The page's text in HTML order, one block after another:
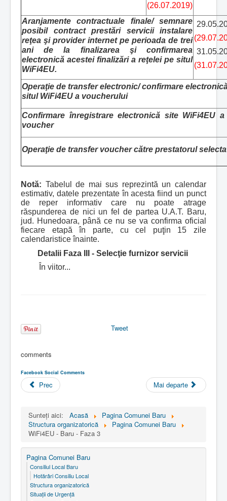
(26.07.2019)
Aranjamente contractuale finale/ semnare
posibil contract prestări servicii instalare
reţea şi provider internet pe perioada de trei
ani de la finalizarea şi confirmarea
electronică acestei finalizări a reţelei pe situl
WiFi4EU.
Operaţie de transfer electronic/ confirmare
situl WiFi4EU a voucherului
Confirmare înregistrare electronică site WiFi4EU
voucher
Operaţie de transfer voucher către prestatorul
Notă: Tabelul de mai sus reprezintă un calendar
estimativ, datele prezentate în acesta fiind un punct
de reper informativ care nu poate atrage
răspunderea de nici un fel de partea U.A.T. Baru,
jud. Hunedoara, până ce nu se va confirma oficial
fiecare etapă în parte, cu cel puţin 15 zile
calendaristice înainte.
Detalii Faza III - Selecţie furnizor servicii
În viitor...
Tweet
comments
Facebook Social Comments
Prec Mai departe
Sunteți aici: Acasă
Pagina Comunei Baru
Structura organizatorică
Pagina Comunei Baru
WiFi4EU - Baru - Faza 3
Pagina Comunei Baru
Consiliul Local Baru
Hotărâri Consiliu Local
Structura organizatorică
Situaţii de Urgenţă